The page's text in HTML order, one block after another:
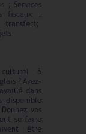
; Services
fiscaux ;
à
? Avez-
dans
disponible
vos
se faire
être